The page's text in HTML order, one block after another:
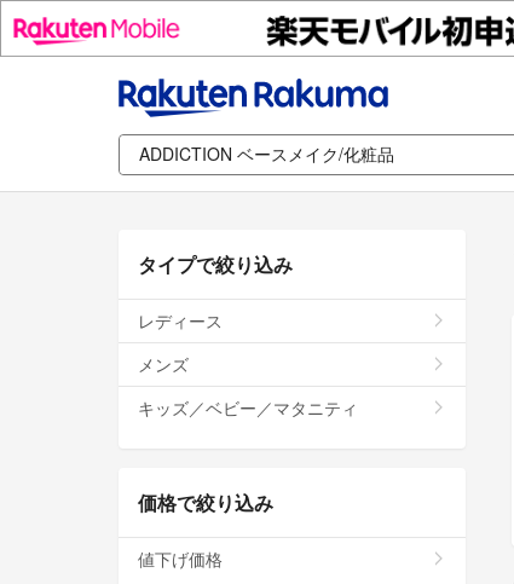
タイプで絞り込み
レディース
メンズ
キッズ／ベビー／マタニティ
価格で絞り込み
値下げ価格